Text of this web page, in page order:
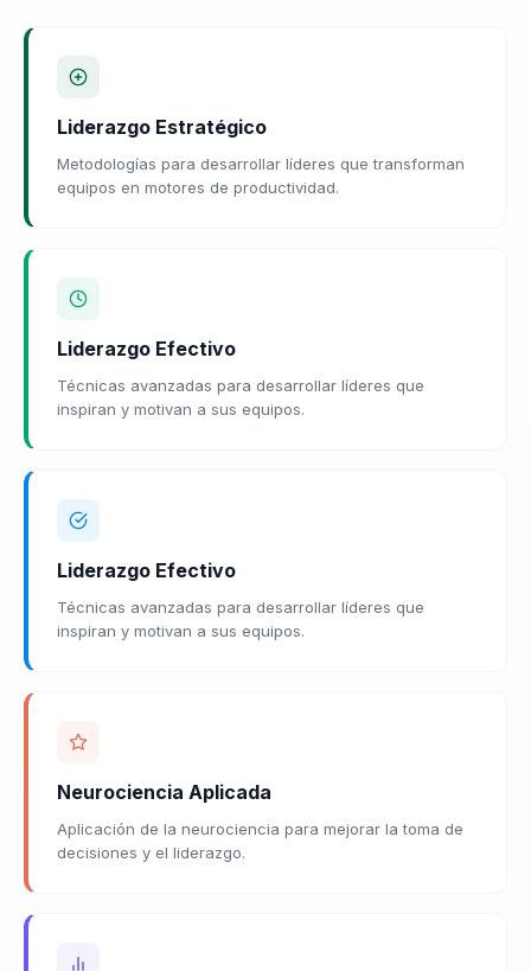
Liderazgo Estratégico
Metodologías para desarrollar líderes que transforman
equipos en motores de productividad.
Liderazgo Efectivo
Técnicas avanzadas para desarrollar líderes que
inspiran y motivan a sus equipos.
Liderazgo Efectivo
Técnicas avanzadas para desarrollar líderes que
inspiran y motivan a sus equipos.
Neurociencia Aplicada
Aplicación de la neurociencia para mejorar la toma de
decisiones y el liderazgo.